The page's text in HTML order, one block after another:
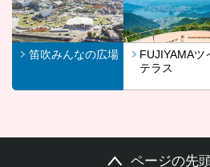
笛吹みんなの広場
FUJIYAMAツ
テラス
ページの先